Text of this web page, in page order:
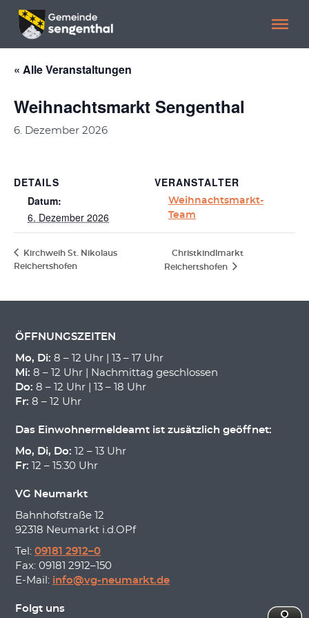
Menü überspringen
Menü überspringen
« Alle Veranstaltungen
Weihnachtsmarkt Sengenthal
6. Dezember 2026
DETAILS
Datum:
6. Dezember 2026
VERANSTALTER
Weihnachtsmarkt-
Team
Kirchweih St. Nikolaus
Reichertshofen
Christkindlmarkt
Reichertshofen
ÖFFNUNGSZEITEN
Mo, Di: 8 – 12 Uhr | 13 – 17 Uhr
Mi: 8 – 12 Uhr | Nachmittag geschlossen
Do: 8 – 12 Uhr | 13 – 18 Uhr
Fr: 8 – 12 Uhr
Das Einwohnermeldeamt ist zusätzlich geöffnet:
Mo, Di, Do: 12 – 13 Uhr
Fr: 12 – 15:30 Uhr
VG Neumarkt
Bahnhofstraße 12
92318 Neumarkt i.d.OPf
Tel: 09181 2912–0
Fax: 09181 2912–150
E-Mail: info@vg-neumarkt.de
Folgt uns